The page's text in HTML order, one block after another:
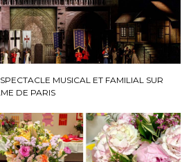
MUSICAL ET FAMILIAL SUR
DE PARIS